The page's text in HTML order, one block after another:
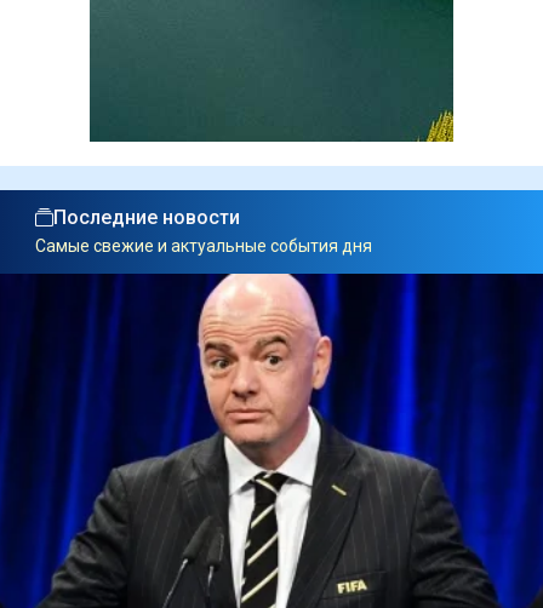
Последние новости
Самые свежие и актуальные события дня